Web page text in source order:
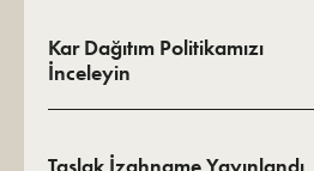
Kar Dağıtım Politikamızı
İnceleyin
Taslak İzahname Yayınlandı